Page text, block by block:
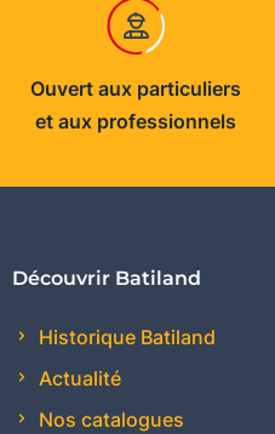
Ouvert aux particuliers
et aux professionnels
Découvrir Batiland
Historique Batiland
Actualité
Nos catalogues